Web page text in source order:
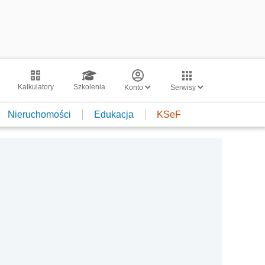
Kalkulatory Szkolenia Konto Serwisy
Nieruchomości Edukacja KSeF